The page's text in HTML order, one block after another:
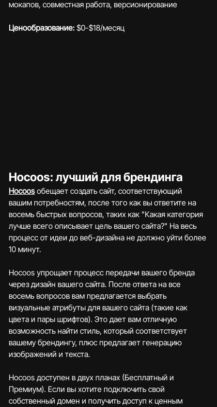
мокапов, совместная работа, версионирование
Ценообразование: $0-$18/месяц
Hocoos: лучший для брендинга
Hocoos обещает создать сайт, соответствующий
вашим потребностям, после того как вы ответите на
восемь быстрых вопросов, таких как "Какая категория
лучше всего описывает цель вашего сайта?" На весь
процесс от идеи до веб-дизайна не должно уйти более
10 минут.
Hocoos упрощает процесс передачи вашего бренда
через дизайн вашего сайта. После ответа на все
восемь вопросов вам предлагается выбрать
визуальные атрибуты для вашего сайта (такие как
цвета и пары шрифтов). Это дает вам отличную
возможность найти стиль, который соответствует
вашему брендингу, плюс предлагает генерацию
изображений и текста.
Hocoos доступен в двух планах (Бесплатный и
Премиум). Если вы хотите подключить свой
собственный домен и получить доступ к ценным